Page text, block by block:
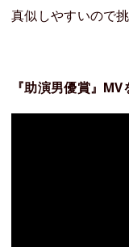
真似しやすいので
『助演男優賞』